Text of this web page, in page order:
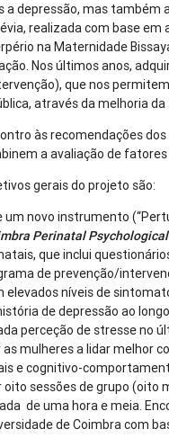
a depressão, mas
realizada com base
na Maternidade
Nos últimos anos,
que nos
através da melhoria
às recomendações
a avaliação de
gerais do projeto são:
um novo instrumento
Perinatal
que inclui
de prevenção/
elevados níveis de
de depressão ao
perceção de stresse no
mulheres a lidar melhor
e cognitivo-
sessões de grupo
de uma hora e meia.
de Coimbra com